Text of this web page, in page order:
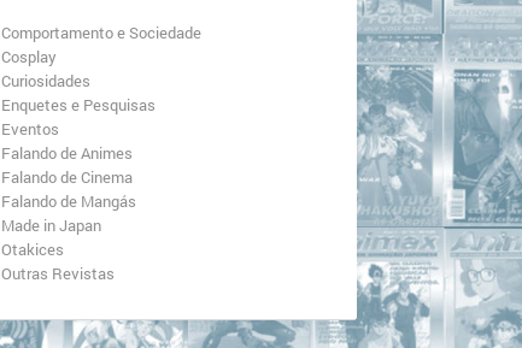
Comportamento e Sociedade
Cosplay
Curiosidades
Enquetes e Pesquisas
Eventos
Falando de Animes
Falando de Cinema
Falando de Mangás
Made in Japan
Otakices
Outras Revistas